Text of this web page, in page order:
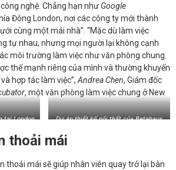
nghệ. Chẳng hạn như Google
Đông London, nơi các công ty mới thành
cùng một mái nhà”. “Mặc dù làm việc
tự nhau, nhưng mọi người lại không cạnh
môi trường làm việc như văn phòng chung.
thế mạnh riêng của mình và thường khuyến
hợp tác làm việc”, Andrea Chen, Giám đốc
, một văn phòng làm việc chung ở New
tại London
Dự án thiết kế nội thất của Betahaus
thoải mái
thoải mái sẽ giúp nhân viên quay trở lại bàn